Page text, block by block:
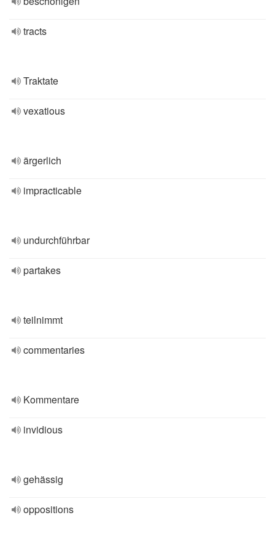
tracts
Traktate
vexatious
ärgerlich
impracticable
undurchführbar
partakes
teilnimmt
commentaries
Kommentare
invidious
gehässig
oppositions